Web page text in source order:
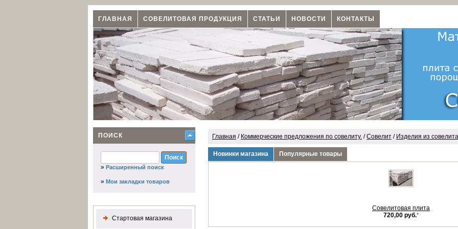
ГЛАВНАЯ СОВЕЛИТОВАЯ ПРОДУКЦИЯ СТАТЬИ НОВОСТИ КОНТАКТЫ
ПОИСК
» Расширенный поиск
» Мои закладки товаров
Стартовая магазина
Главная / Коммерческие предложения по совелиту. /Совелит / Изделия из совелита
Новинки магазина Популярные товары
Совелитовая плита
720,00 руб.*